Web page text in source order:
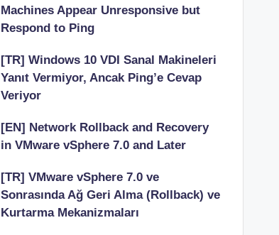
Machines Appear Unresponsive but
Respond to Ping
[TR] Windows 10 VDI Sanal Makineleri
Yanıt Vermiyor, Ancak Ping’e Cevap
Veriyor
[EN] Network Rollback and Recovery
in VMware vSphere 7.0 and Later
[TR] VMware vSphere 7.0 ve
Sonrasında Ağ Geri Alma (Rollback) ve
Kurtarma Mekanizmaları